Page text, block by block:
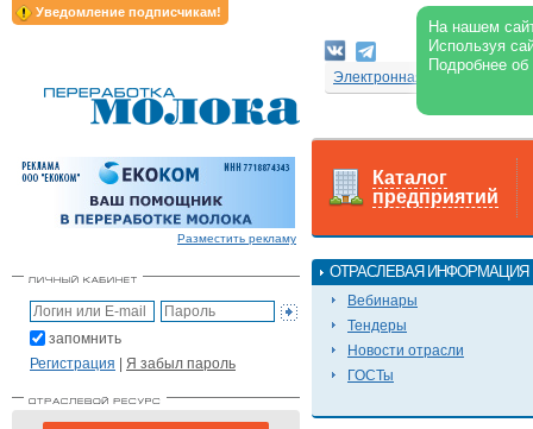
Уведомление подписчикам!
На нашем
Используя
Подробнее
Электронная версия
Разместить рекламу
запомнить
Регистрация | Я забыл пароль
Каталог
предприятий
ОТРАСЛЕВАЯ ИНФОРМАЦИЯ
Вебинары
Тендеры
Новости отрасли
ГОСТы